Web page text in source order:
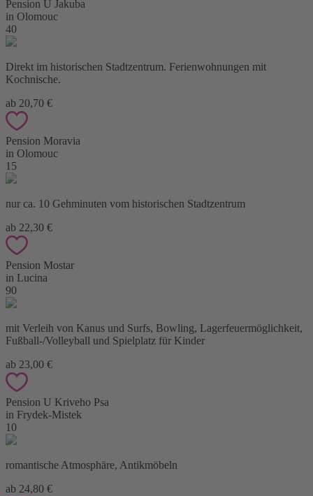
Pension U Jakuba
in Olomouc
40
Direkt im historischen Stadtzentrum. Ferienwohnungen mit
Kochnische.
ab 20,70 €
Pension Moravia
in Olomouc
15
nur ca. 10 Gehminuten vom historischen Stadtzentrum
ab 22,30 €
Pension Mostar
in Lucina
90
mit Verleih von Kanus und Surfs, Bowling, Lagerfeuermöglichkeit,
Fußball-/Volleyball und Spielplatz für Kinder
ab 23,00 €
Pension U Kriveho Psa
in Frydek-Mistek
10
romantische Atmosphäre, Antikmöbeln
ab 24,80 €